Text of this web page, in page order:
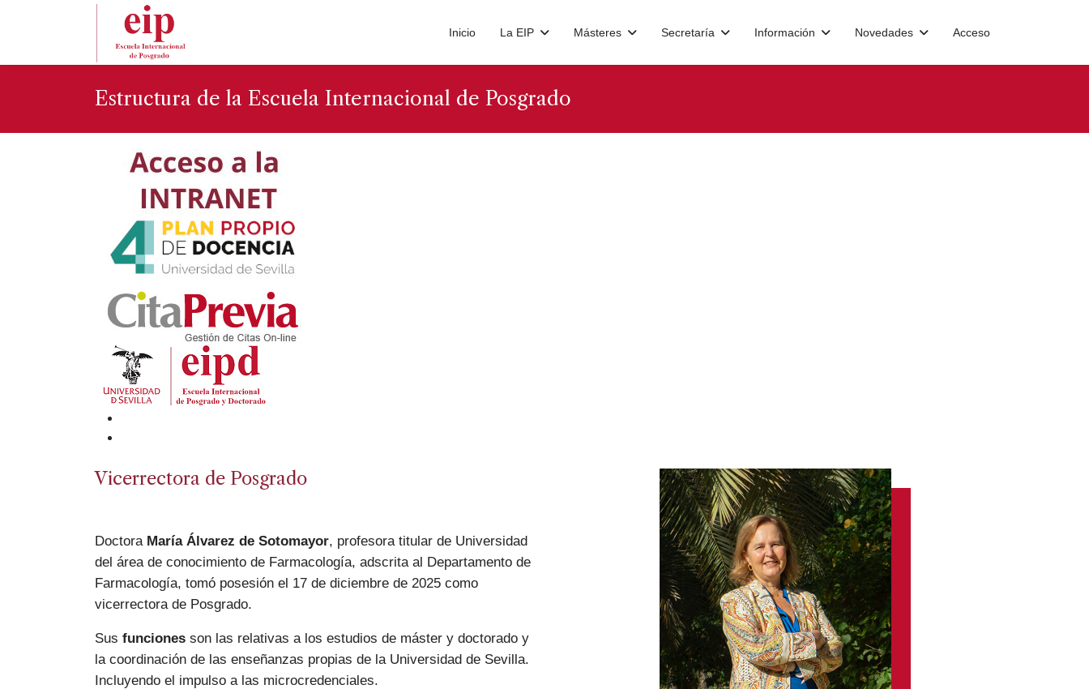
Inicio La EIP Másteres Secretaría Información Novedades Acceso
Estructura de la Escuela Internacional de Posgrado
Vicerrectora de Posgrado
Doctora María Álvarez de Sotomayor, profesora titular de Universidad
del área de conocimiento de Farmacología, adscrita al Departamento de
Farmacología, tomó posesión el 17 de diciembre de 2025 como
vicerrectora de Posgrado.
Sus funciones son las relativas a los estudios de máster y doctorado y
la coordinación de las enseñanzas propias de la Universidad de Sevilla.
Incluyendo el impulso a las microcredenciales.